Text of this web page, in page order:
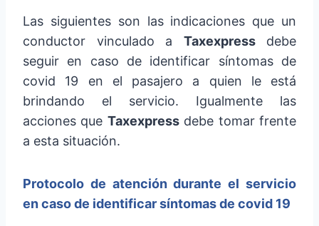
Las siguientes son las indicaciones que un
conductor vinculado a Taxexpressdebe
seguir en caso de identificar síntomas de
covid 19 en el pasajero a quien le está
brindando el servicio. Igualmente las
acciones que Taxexpressdebe tomar frente
a esta situación.
Protocolo de atención durante el servicio
en caso de identificar síntomas de covid 19